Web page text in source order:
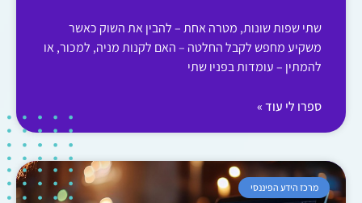
שתי שפות שונות, מטרה אחת – להבין את השוק כאשר
משקיע מחפש לקבל החלטה – האם לקנות מניה, למכור, או
להמתין – עומדות בפניו שתי
ספרו לי עוד »
מרכז הידע הפיננסי